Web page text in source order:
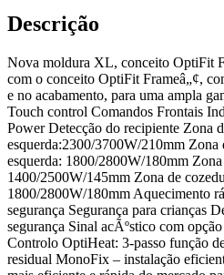
Descrição
Nova moldura XL, conceito OptiFit
com o conceito OptiFit Frameâ„¢,
e no acabamento, para uma ampla
Touch control Comandos Frontais
Power Detecção do recipiente Zona
esquerda:2300/3700W/210mm Zona
esquerda: 1800/2800W/180mm
1400/2500W/145mm Zona de
1800/2800W/180mm Aquecimento
segurança Segurança para crianças
segurança Sinal acÃºstico com
Controlo OptiHeat: 3-passo função
residual MonoFix – instalação